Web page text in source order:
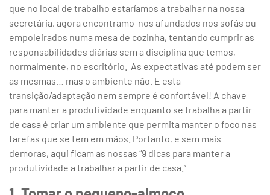
que no local de trabalho estaríamos a trabalhar na nossa
secretária, agora encontramo-nos afundados nos sofás ou
empoleirados numa mesa de cozinha, tentando cumprir as
responsabilidades diárias sem a disciplina que temos,
normalmente, no escritório. As expectativas até podem ser
as mesmas… mas o ambiente não. E esta
transição/adaptação nem sempre é confortável! A chave
para manter a produtividade enquanto se trabalha a partir
de casa é criar um ambiente que permita manter o foco nas
tarefas que se tem em mãos. Portanto, e sem mais
demoras, aqui ficam as nossas “9 dicas para manter a
produtividade a trabalhar a partir de casa.”